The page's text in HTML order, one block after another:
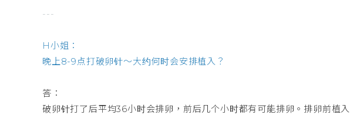
---
H小姐：
晚上8-9点打破卵针～大约何时会安排植入？
答：
破卵针打了后平均36小时会排卵，前后几个小时都有可能排卵。排卵前植